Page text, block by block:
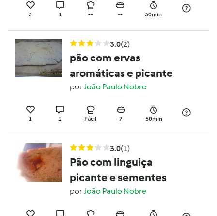
3 1 -- -- 30min
3.0(2)
pão com ervas
aromáticas e picante
porJoão Paulo Nobre
1 1 Fácil 7 50min
3.0(1)
Pão com linguiça
picante e sementes
porJoão Paulo Nobre